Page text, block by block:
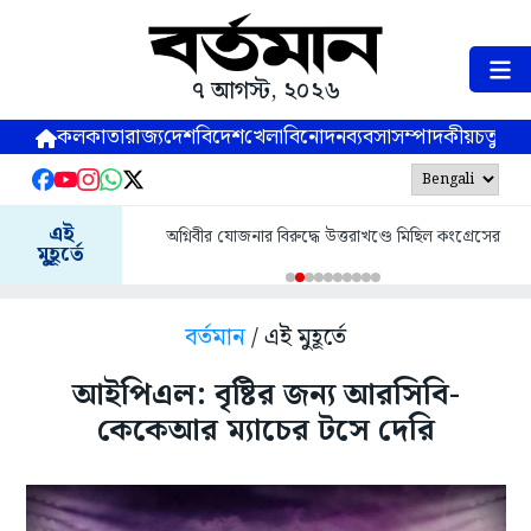
৭ আগস্ট, ২০২৬
কলকাতারাজ্যদেশবিদেশখেলাবিনোদনব্যবসাসম্পাদকীয়
এই
মুহূর্তে
অগ্নিবীর যোজনার বিরুদ্ধে উত্তরাখণ্ডে মিছিল কংগ্রেসের
বর্তমান/ এই মুহূর্তে
আইপিএল: বৃষ্টির জন্য আরসিবি-
কেকেআর ম্যাচের টসে দেরি